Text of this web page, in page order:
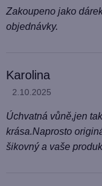
Zakoupeno jako
objednávky.
Karolina
Hodnocení produktu je 5 z
2.10.2025
Úchvatná vůně,jen
krása.Naprosto
šikovný a vaše